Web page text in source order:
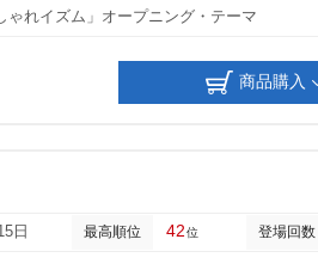
ゃれイズム」オープニング・テーマ
商品購入
日 最高順位 42位 登場回数